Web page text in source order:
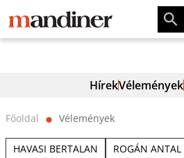
HírekVélemények
Főoldal ⬤ Vélemények
HAVASI BERTALAN ROGÁN ANTAL